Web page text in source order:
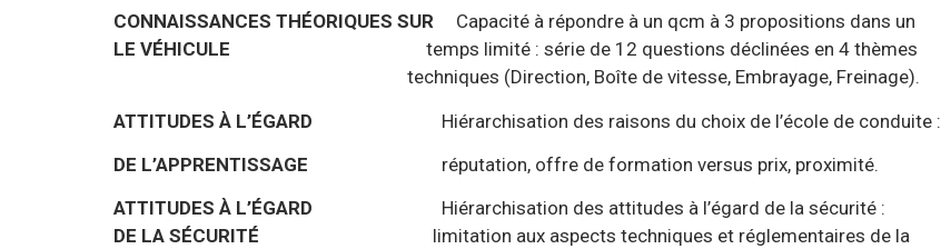
CONNAISSANCES THÉORIQUES SUR Capacité à répondre à un qcm à 3 propositions dans un
LE VÉHICULE temps limité : série de 12 questions déclinées en 4 thèmes
techniques (Direction, Boîte de vitesse, Embrayage, Freinage).
ATTITUDES À L’ÉGARD Hiérarchisation des raisons du choix de l’école de conduite :
DE L’APPRENTISSAGE réputation, offre de formation versus prix, proximité.
ATTITUDES À L’ÉGARD Hiérarchisation des attitudes à l’égard de la sécurité :
DE LA SÉCURITÉ limitation aux aspects techniques et réglementaires de la